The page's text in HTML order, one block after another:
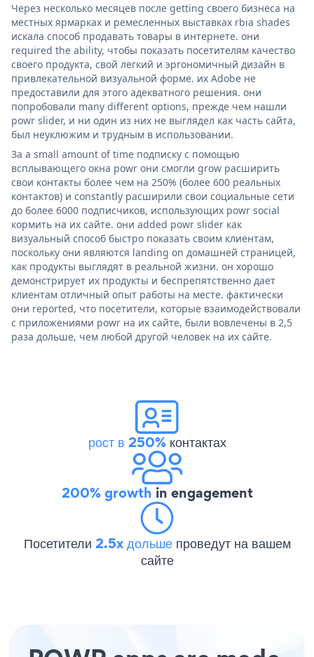
Через несколько месяцев после getting своего бизнеса на
местных ярмарках и ремесленных выставках rbia shades
искала способ продавать товары в интернете. они
required the ability, чтобы показать посетителям качество
своего продукта, свой легкий и эргономичный дизайн в
привлекательной визуальной форме. их Adobe не
предоставили для этого адекватного решения. они
попробовали many different options, прежде чем нашли
powr slider, и ни один из них не выглядел как часть сайта,
был неуклюжим и трудным в использовании.
За a small amount of time подписку с помощью
всплывающего окна powr они смогли grow расширить
свои контакты более чем на 250% (более 600 реальных
контактов) и constantly расширили свои социальные сети
до более 6000 подписчиков, использующих powr social
кормить на их сайте. они added powr slider как
визуальный способ быстро показать своим клиентам,
поскольку они являются landing on домашней страницей,
как продукты выглядят в реальной жизни. он хорошо
демонстрирует их продукты и беспрепятственно дает
клиентам отличный опыт работы на месте. фактически
они reported, что посетители, которые взаимодействовали
с приложениями powr на их сайте, были вовлечены в 2,5
раза дольше, чем любой другой человек на их сайте.
рост в 250%контактах
200% growth in engagement
Посетители 2.5x дольше проведут на вашем
сайте